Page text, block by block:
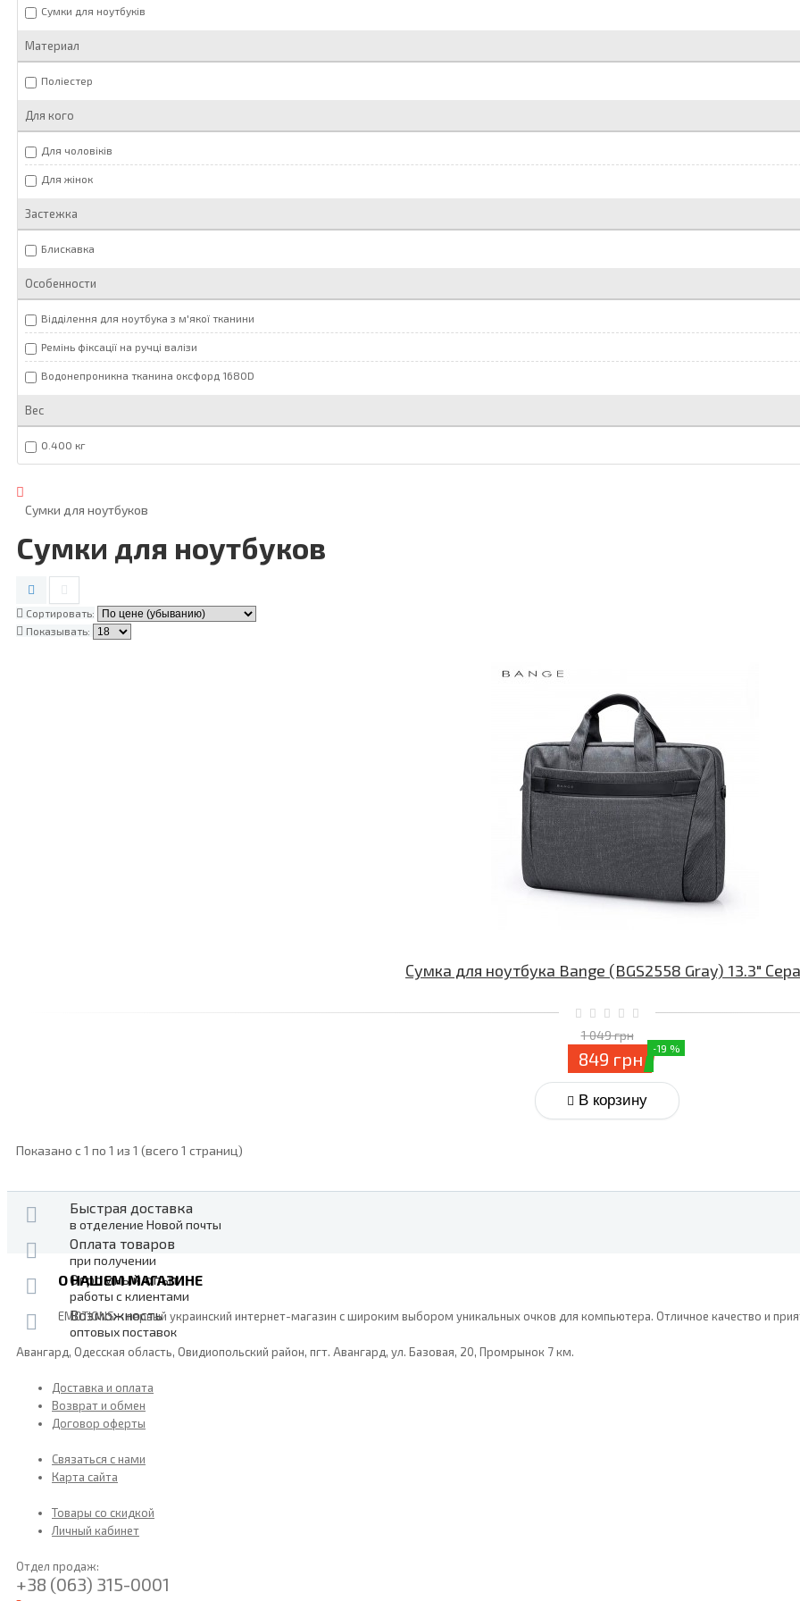
Сумки для ноутбуків
Материал
Поліестер
Для кого
Для чоловіків
Для жінок
Застежка
Блискавка
Особенности
Відділення для ноутбука з м'якої тканини
Ремінь фіксації на ручці валізи
Водонепроникна тканина оксфорд 1680D
Вес
0.400 кг
Сумки для ноутбуков
Сумки для ноутбуков
Сортировать:
Показывать:
Сумка для ноутбука Bange (BGS2558 Gray) 13.3″
1 049 грн
849 грн -19 %
В корзину
Показано с 1 по 1 из 1 (всего 1 страниц)
Быстрая доставка
в отделение Новой почты
Оплата товаров
при получении
Огромный опыт
работы с клиентами
Возможность
оптовых поставок
О НАШЕМ МАГАЗИНЕ
EMOTIONS – первый украинский интернет-магазин с широким выбором уникальных очков для компьютера. Отличное качество и
Авангард, Одесская область, Овидиопольский район, пгт. Авангард, ул. Базовая, 20, Промрынок 7 км.
Доставка и оплата
Возврат и обмен
Договор оферты
Связаться с нами
Карта сайта
Товары со скидкой
Личный кабинет
Отдел продаж:
+38 (063) 315-0001